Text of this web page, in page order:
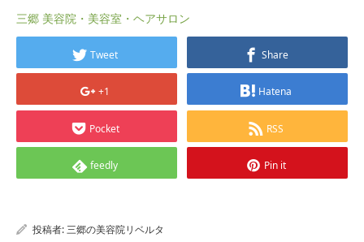
三郷 美容院・美容室・ヘアサロン
Tweet Share
+1 Hatena
Pocket RSS
feedly Pin it
投稿者:三郷の美容院リベルタ